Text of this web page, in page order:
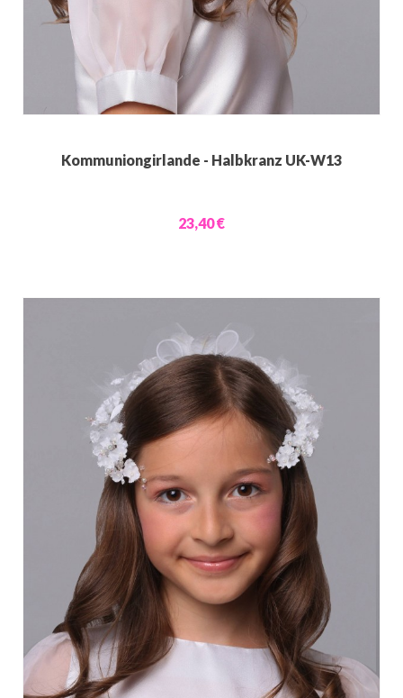
Kommuniongirlande - Halbkranz UK-W13
23,40 €